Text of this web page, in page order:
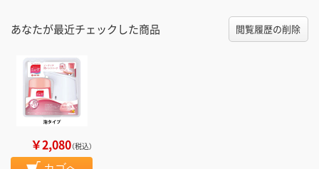
あなたが最近チェックした商品 閲覧履歴の削除
￥2,080（税込）